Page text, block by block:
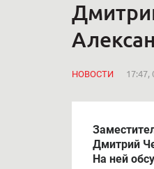
НОВОСТИ 17:47,
Дмитрий
На ней